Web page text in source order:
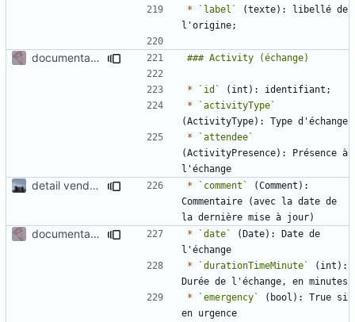
*
`label`
(texte): libellé de
documentation for docgen in activity
* `id`
*
`activityType`
*
`attendee`
(ActivityPresence): Présence à
detail vendee person fields * `comment`
(Comment):
Commentaire (avec la date de
documentation for docgen in activity * `date`
(Date): Date de
*
`durationTimeMinute`
(int):
*
`emergency`
(bool): True si